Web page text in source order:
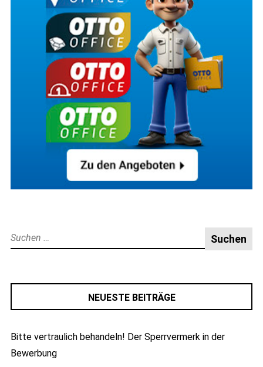
Suche
nach:
NEUESTE BEITRÄGE
Bitte vertraulich behandeln! Der Sperrvermerk in der
Bewerbung